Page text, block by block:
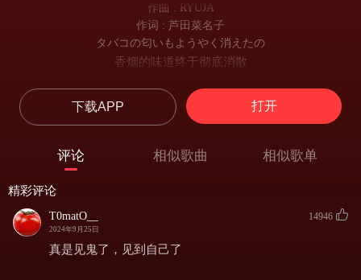
作曲 : RYUJA
作词 : 芦田菜名子
タバコの匂いもようやく消えたの
香烟的味道终于彻底消散
不要再Ins上展现你的种种心情了
情けないなそんな 勘違い洒落臭い
那样实在可悲 感觉有点弄巧成拙
wooohoh ohohoh
(レディ トゥー ファイト)
下载APP 打开
评论 相似歌曲 相似歌单
精彩评论
T0matO__
2024年9月25日
14946
真是见鬼了，见到自己了